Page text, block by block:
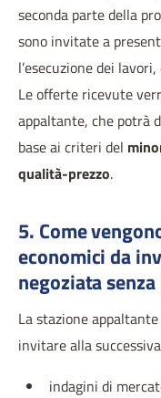
seconda parte della
sono invitate a
l’esecuzione dei
Le offerte ricevute
appaltante, che potrà
base ai criteri del
qualità-prezzo.
5. Come
economici da
negoziata
La stazione
invitare alla
indagini di